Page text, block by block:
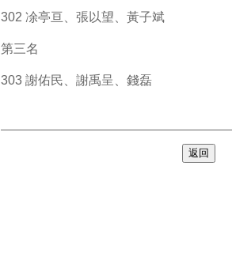
302 凃亭亘、張以望、黃子斌
第三名
303 謝佑民、謝禹呈、錢磊
返回